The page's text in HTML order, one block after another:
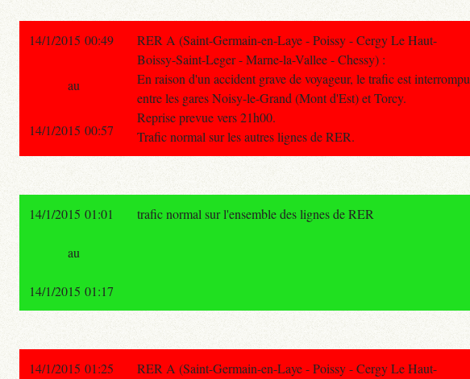
14/1/2015 00:49
RER A (Saint-Germain-en-Laye - Poissy - Cergy Le Haut-
Boissy-Saint-Leger - Marne-la-Vallee - Chessy) :
En raison d'un accident grave de voyageur, le trafic est interrompu
entre les gares Noisy-le-Grand (Mont d'Est) et Torcy.
Reprise prevue vers 21h00.
Trafic normal sur les autres lignes de RER.
au
14/1/2015 00:57
14/1/2015 01:01 trafic normal sur l'ensemble des lignes de RER
au
14/1/2015 01:17
14/1/2015 01:25
RER A (Saint-Germain-en-Laye - Poissy - Cergy Le Haut-